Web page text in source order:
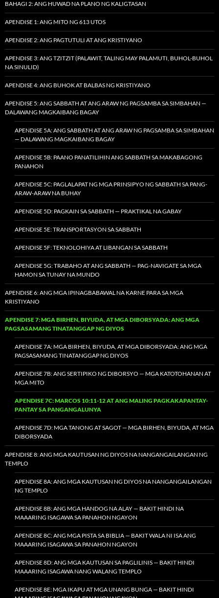
BAHAGI 2: ANG HUWAD NA PLANO NG KALIGTASAN
APENDISE 1: ANG MITO NG 613 UTOS
APENDISE 2: ANG PAGTUTULI AT ANG KRISTIYANO
APENDISE 3: ANG TZITZIT (PALAWIT, TALING MAY PALAMUTI, BUHOL-BUHOL
NA SINULID)
APENDISE 4: ANG BUHOK AT BALBAS NG KRISTIYANO
APENDISE 5: ANG SABBATH AT ANG ARAW NG PAGSAMBA SA SIMBAHAN —
DALAWANG MAGKAIBANG BAGAY
APENDISE 5A: ANG SABBATH AT ANG ARAW NG PAGSAMBA SA SIMBAHAN
— DALAWANG MAGKAIBANG BAGAY
APENDISE 5B: PAANO PANATILIHIN ANG SABBATH SA MAKABAGONG
PANAHON
APENDISE 5C: PAGLALAPAT NG MGA PRINSIPYO NG SABBATH SA PANG-
ARAW-ARAW NA BUHAY
APENDISE 5D: PAGKAIN SA SABBATH — PRAKTIKAL NA GABAY
APENDISE 5E: TRANSPORTASYON SA SABBATH
APENDISE 5F: TEKNOLOHIYA AT LIBANGAN SA SABBATH
APENDISE 5G: TRABAHO AT ANG SABBATH — PAG-NAVIGATE SA MGA
HAMON SA TUNAY NA MUNDO
APENDISE 6: ANG MGA IPINAGBABAWAL NA KARNE PARA SA MGA
KRISTIYANO
APENDISE 7: MGA BIRHEN, BIYUDA, AT MGA DIBORSYADA: ANG MGA
PAGSASAMANG TINATANGGAP NG DIYOS
APENDISE 7A: MGA BIRHEN, BIYUDA, AT MGA DIBORSYADA: ANG MGA
PAGSASAMANG TINATANGGAP NG DIYOS
APENDISE 7B: ANG SERTIPIKO NG DIBORSYO — MGA KATOTOHANAN AT
MGA MITO
APENDISE 7C: MARCOS 10:11-12 AT ANG MALING PAGKAKAPANTAY-
PANTAY SA PANGANGALUNYA
APENDISE 7D: MGA TANONG AT SAGOT — MGA BIRHEN, BIYUDA, AT MGA
DIBORSYADA
APENDISE 8: ANG MGA KAUTUSAN NG DIYOS NA NANGANGAILANGAN NG
TEMPLO
APENDISE 8A: ANG MGA KAUTUSAN NG DIYOS NA NANGANGAILANGAN
NG TEMPLO
APENDISE 8B: ANG MGA HANDOG NA ALAY — BAKIT HINDI NA
MAAARING ISAGAWA SA PANAHON NGAYON
APENDISE 8C: ANG MGA PISTA SA BIBLIA — BAKIT WALA NI ISA ANG
MAAARING ISAGAWA SA PANAHON NGAYON
APENDISE 8D: ANG MGA KAUTUSAN SA PAGLILINIS — BAKIT HINDI
MAAARING ISAGAWA NANG WALANG TEMPLO
APENDISE 8E: MGA IKAPU AT MGA UNANG BUNGA — BAKIT HINDI